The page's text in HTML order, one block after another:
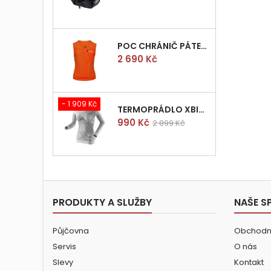
POC CHRÁNIČ PÁTEŘE POCITO VPD AIR VEST VEL.M
Cena
2 690 Kč
- 1 909 Kč TERMOPRÁDLO XBIONIC RADIACTOR WOMAN SHIRT LONGS L/XL
Cena
990 Kč Běžná
2 899 Kč
PRODUKTY A SLUŽBY
Půjčovna
Servis
Slevy
NAŠE
O nás
Kontakt